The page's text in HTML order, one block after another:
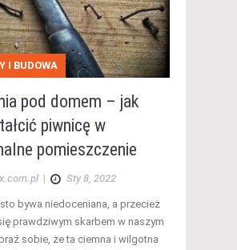
I BUDOWA
pod domem – jak
piwnicę w
pomieszczenie
| Sty 8, 2022
bywa niedoceniana, a przecież
prawdziwym skarbem w naszym
sobie, że ta ciemna i wilgotna